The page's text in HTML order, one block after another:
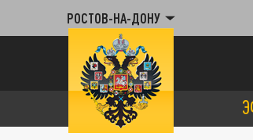
РОСТОВ-НА-ДОНУ